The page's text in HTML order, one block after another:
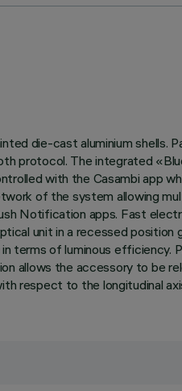
die-cast aluminium shells.
protocol. The integrated
with the Casambi app
of the system allowing
Notification apps. Fast
unit in a recessed position
terms of luminous efficiency.
allows the accessory to be
respect to the longitudinal